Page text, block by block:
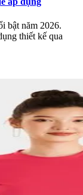
bật năm 2026.
thiết kế qua